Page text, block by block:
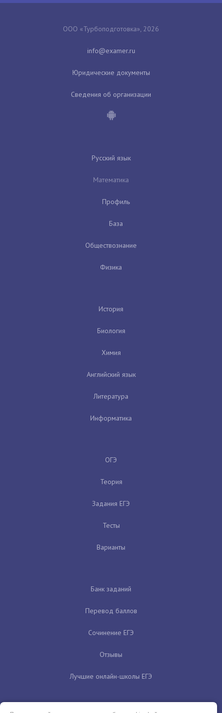
ООО «Турбоподготовка», 2026
Юридические документы
Сведения об организации
Русский язык
Математика
Профиль
База
Обществознание
Физика
История
Биология
Химия
Английский язык
Литература
Информатика
ОГЭ
Теория
Задания ЕГЭ
Тесты
Варианты
Банк заданий
Перевод баллов
Сочинение ЕГЭ
Отзывы
Лучшие онлайн-школы ЕГЭ